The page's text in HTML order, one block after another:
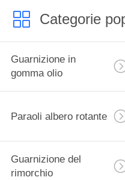
Categorie
Guarnizione in
gomma olio
Paraoli albero rotante
Guarnizione del
rimorchio